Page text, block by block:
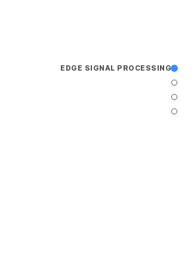
EDGE SIGNAL PROCESSING